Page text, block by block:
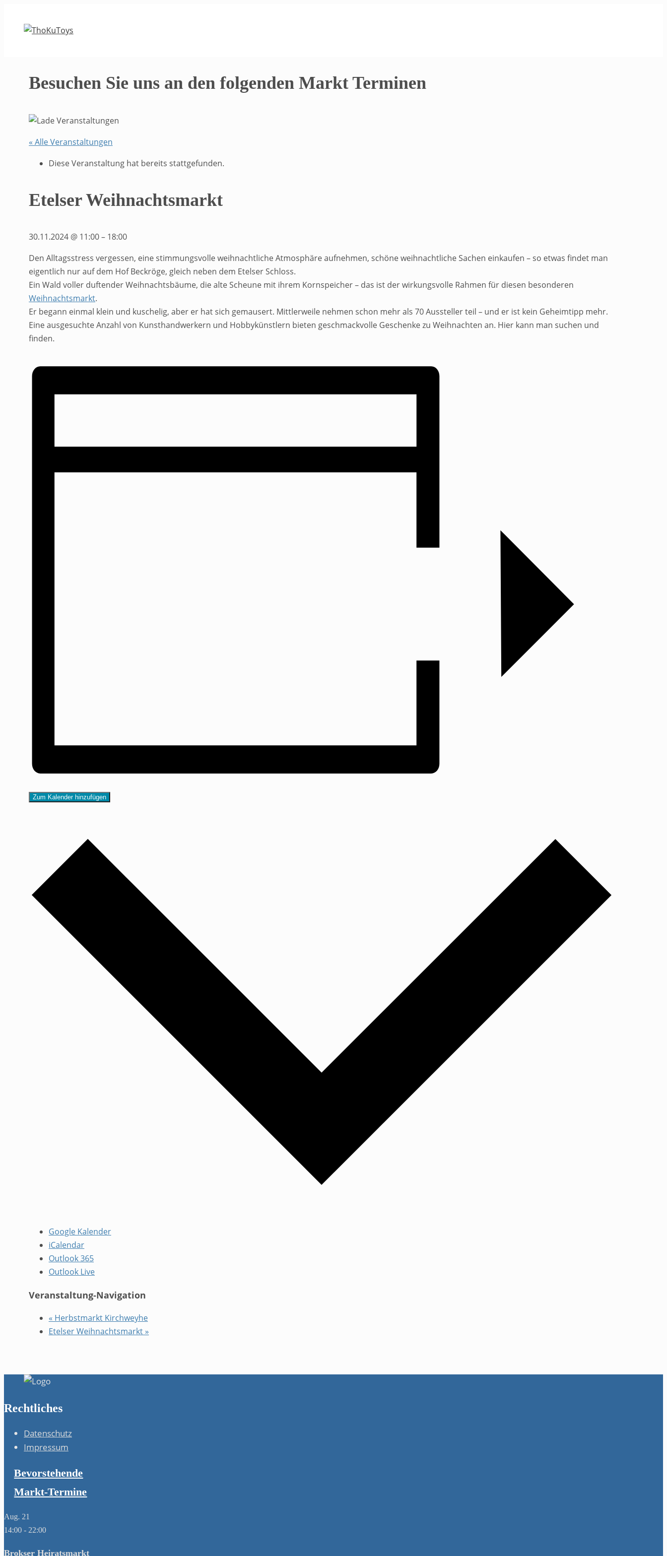
Inhalt
springen
Besuchen Sie uns an den folgenden Markt Terminen
« Alle Veranstaltungen
Diese Veranstaltung hat bereits stattgefunden.
Etelser Weihnachtsmarkt
30.11.2024 @ 11:00– 18:00
Den Alltagsstress vergessen, eine stimmungsvolle weihnachtliche Atmosphäre aufnehmen, schöne weihnachtliche Sachen einkaufen – so etwas findet man
eigentlich nur auf dem Hof Beckröge, gleich neben dem Etelser Schloss.
Ein Wald voller duftender Weihnachtsbäume, die alte Scheune mit ihrem Kornspeicher – das ist der wirkungsvolle Rahmen für diesen besonderen
Weihnachtsmarkt.
Er begann einmal klein und kuschelig, aber er hat sich gemausert. Mittlerweile nehmen schon mehr als 70 Aussteller teil – und er ist kein Geheimtipp mehr.
Eine ausgesuchte Anzahl von Kunsthandwerkern und Hobbykünstlern bieten geschmackvolle Geschenke zu Weihnachten an. Hier kann man suchen und
finden.
Zum Kalender hinzufügen
Google Kalender
iCalendar
Outlook 365
Outlook Live
Veranstaltung-Navigation
« Herbstmarkt Kirchweyhe
Etelser Weihnachtsmarkt »
Rechtliches
Datenschutz
Impressum
Bevorstehende
Markt-Termine
Aug. 21
14:00 - 22:00
Brokser Heiratsmarkt